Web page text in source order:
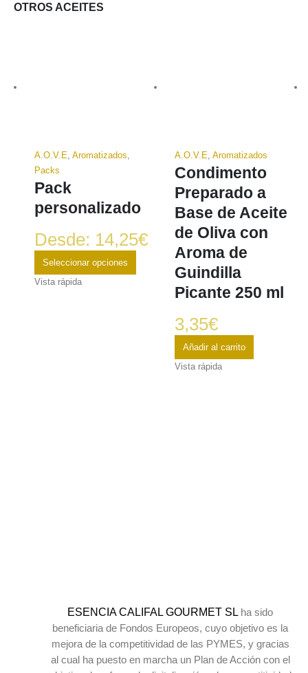
OTROS ACEITES
A.O.V.E Aromatizados
Packs
Pack
personalizado
Desde: 14,25€
Seleccionar opciones
Vista rápida
A.O.V.E Aromatizados
Condimento
Preparado a
Base de Aceite
de Oliva con
Aroma de
Guindilla
Picante 250 ml
3,35€
Añadir al carrito
Vista rápida
ESENCIA CALIFAL GOURMET SL ha sido
beneficiaria de Fondos Europeos, cuyo objetivo es la
mejora de la competitividad de las PYMES, y gracias
al cual ha puesto en marcha un Plan de Acción con el